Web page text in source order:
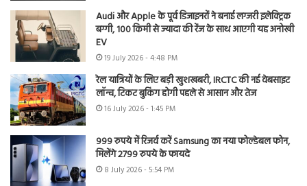
Audi और Apple के पूर्व डिजाइनरों ने बनाई लग्जरी इलेक्ट्रिक
बग्गी, 100 किमी से ज्यादा की रेंज के साथ आएगी यह अनोखी
EV
19 July 2026 - 4:48 PM
रेल यात्रियों के लिए बड़ी खुशखबरी, IRCTC की नई वेबसाइट
लॉन्च, टिकट बुकिंग होगी पहले से आसान और तेज
16 July 2026 - 1:45 PM
999 रुपये में रिजर्व करें Samsung का नया फोल्डेबल फोन,
मिलेंगे 2799 रुपये के फायदे
8 July 2026 - 5:54 PM